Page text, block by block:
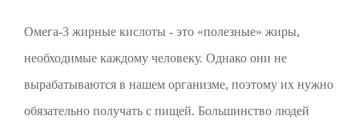
Омега-3 жирные кислоты - это «полезные» жиры,
необходимые каждому человеку. Однако они не
вырабатываются в нашем организме, поэтому их нужно
обязательно получать с пищей. Большинство людей